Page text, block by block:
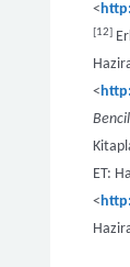
<
[12]
<
ET:
<